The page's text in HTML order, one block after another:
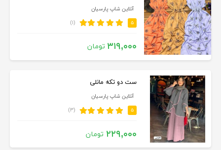
آنلاین شاپ پارسیان
۵ (۱)
۳۱۹,۰۰۰ تومان
ست دو تکه مانلی
آنلاین شاپ پارسیان
۵ (۳)
۲۲۹,۰۰۰ تومان